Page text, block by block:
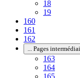
18
19
160
161
162
Pages
163
164
165